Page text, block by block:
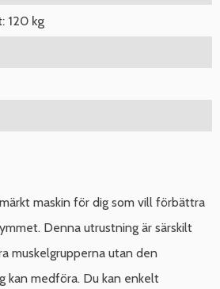
120 kg
maskin för dig som vill förbättra
Denna utrustning är särskilt
muskelgrupperna utan den
kan medföra. Du kan enkelt